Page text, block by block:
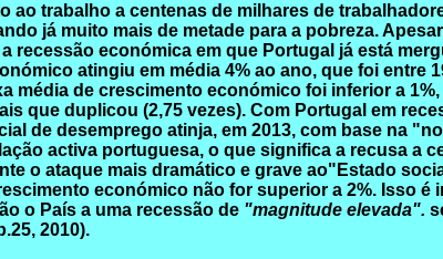
trabalho a centenas de milhares de
já muito mais de metade para a pobreza.
económica em que Portugal já está
atingiu em média 4% ao ano, que foi entre
média de crescimento económico foi inferior a
que duplicou (2,75 vezes). Com Portugal em
de desemprego atinja, em 2013, com base na
activa portuguesa, o que significa a recusa a
o ataque mais dramático e grave ao"Estado
económico não for superior a 2%. Isso é
o País a uma recessão de "magnitude elevada".
2010).